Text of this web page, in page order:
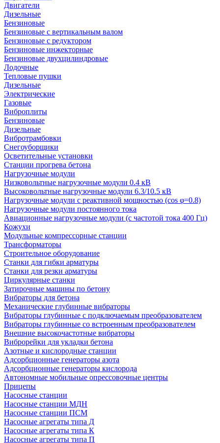
Двигатели
Дизельные
Бензиновые
Бензиновые с вертикальным валом
Бензиновые с редуктором
Бензиновые инжекторные
Бензиновые двухцилиндровые
Лодочные
Тепловые пушки
Дизельные
Электрические
Газовые
Виброплиты
Бензиновые
Дизельные
Вибротрамбовки
Снегоуборщики
Осветительные установки
Станции прогрева бетона
Нагрузочные модули
Низковольтные нагрузочные модули 0.4 кВ
Высоковольтные нагрузочные модули 6.3/10.5 кВ
Нагрузочные модули с реактивной мощностью (cos φ=0.8)
Нагрузочные модули постоянного тока
Авиационные нагрузочные модули (с частотой тока 400 Гц)
Кожухи
Модульные компрессорные станции
Трансформаторы
Строительное оборудование
Станки для гибки арматуры
Станки для резки арматуры
Циркулярные станки
Затирочные машины по бетону
Вибраторы для бетона
Механические глубинные вибраторы
Вибраторы глубинные с подключаемым преобразователем
Вибраторы глубинные со встроенным преобразователем
Внешние высокочастотные вибраторы
Виброрейки для укладки бетона
Азотные и кислородные станции
Адсорбционные генераторы азота
Адсорбционные генераторы кислорода
Автономные мобильные опрессовочные центры
Прицепы
Насосные станции
Насосные станции МДН
Насосные станции ПСМ
Насосные агрегаты типа Д
Насосные агрегаты типа К
Насосные агрегаты типа П